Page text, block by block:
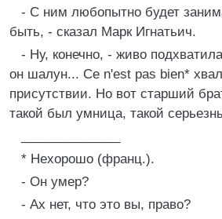
- С ним любопытно будет
быть, - сказал Марк Игнатьич.
- Ну, конечно, - живо
он шалун... Ce n'est pas bien*
присутствии. Но вот старший
такой был умница, такой
* Нехорошо (франц.).
- Он умер?
- Ах нет, что это вы, право?